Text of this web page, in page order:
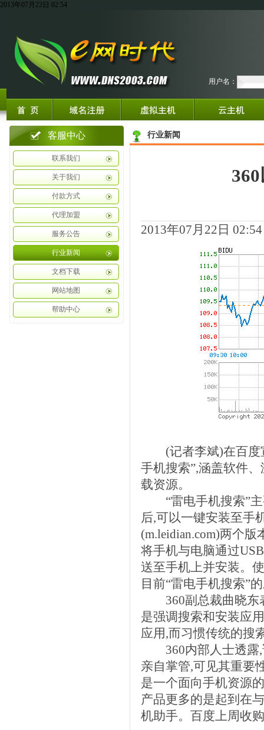
2013年07月22日 02:54
用户名：
客服中心
联系我们
关于我们
付款方式
代理加盟
服务公告
行业新闻
文档下载
网站地图
帮助中心
行业新闻
2013年07月22日 02:54
(记者李斌)在百度宣
手机搜索”,涵盖软件
载资源。
“雷电手机搜索”主
后,可以一键安装至手
(m.leidian.com)两个
将手机与电脑通过
送至手机上并安装。
目前“雷电手机搜索”
360副总裁曲晓东表
是强调搜索和安装应
应用,而习惯传统的搜
360内部人士透露,
亲自掌管,可见其重要
是一个面向手机资源
产品更多的是起到在
机助手。百度上周收